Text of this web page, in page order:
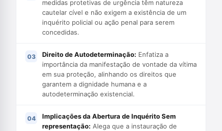
medidas protetivas de urgência têm natureza
cautelar cível e não exigem a existência de um
inquérito policial ou ação penal para serem
concedidas.
Direito de Autodeterminação: Enfatiza a
importância da manifestação de vontade da vítima
em sua proteção, alinhando os direitos que
garantem a dignidade humana e a
autodeterminação existencial.
Implicações da Abertura de Inquérito Sem
representação: Alega que a instauração de